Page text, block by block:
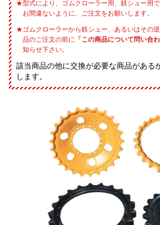
型式により、ゴムクローラー用、鉄シュー用
お間違ないように、ご注文をお願いします。
ゴムクローラーから鉄シュー、あるいはその
品のご注文の前に 「この商品について問い合
知らせ下さい。
該当商品の他に交換が必要な商品がある
します。